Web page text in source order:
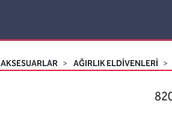
AKSESUARLAR AĞIRLIK ELDIVENLERI